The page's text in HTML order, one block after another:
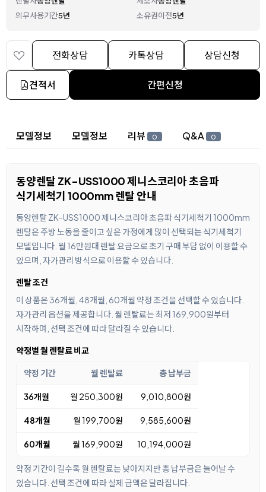
의무사용기간5년 소유권이전5년
전화상담 카톡상담 상담신청
견적서 간편신청
상세 정보
모델정보 모델정보 리뷰 0 Q&A 0
동양렌탈 ZK-USS1000 제니스코리아 초음파
식기세척기 1000mm 렌탈 안내
동양렌탈 ZK-USS1000 제니스코리아 초음파 식기세척기 1000mm
렌탈은 주방 노동을 줄이고 싶은 가정에게 많이 선택되는 식기세척기
모델입니다. 월 16만원대 렌탈 요금으로 초기 구매 부담 없이 이용할 수
있으며, 자가관리 방식으로 이용할 수 있습니다.
렌탈 조건
이 상품은 36개월, 48개월, 60개월 약정 조건을 선택할 수 있습니다.
자가관리 옵션을 제공합니다. 월 렌탈료는 최저 169,900원부터
시작하며, 선택 조건에 따라 달라질 수 있습니다.
약정별 월 렌탈료 비교
약정 기간 월 렌탈료 총 납부금
36개월 월 250,300원 9,010,800원
48개월 월 199,700원 9,585,600원
60개월 월 169,900원 10,194,000원
약정 기간이 길수록 월 렌탈료는 낮아지지만 총 납부금은 늘어날 수
있습니다. 선택 조건에 따라 실제 금액은 달라집니다.